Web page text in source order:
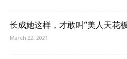
长成她这样，才敢叫“美人天花
March 22, 2021